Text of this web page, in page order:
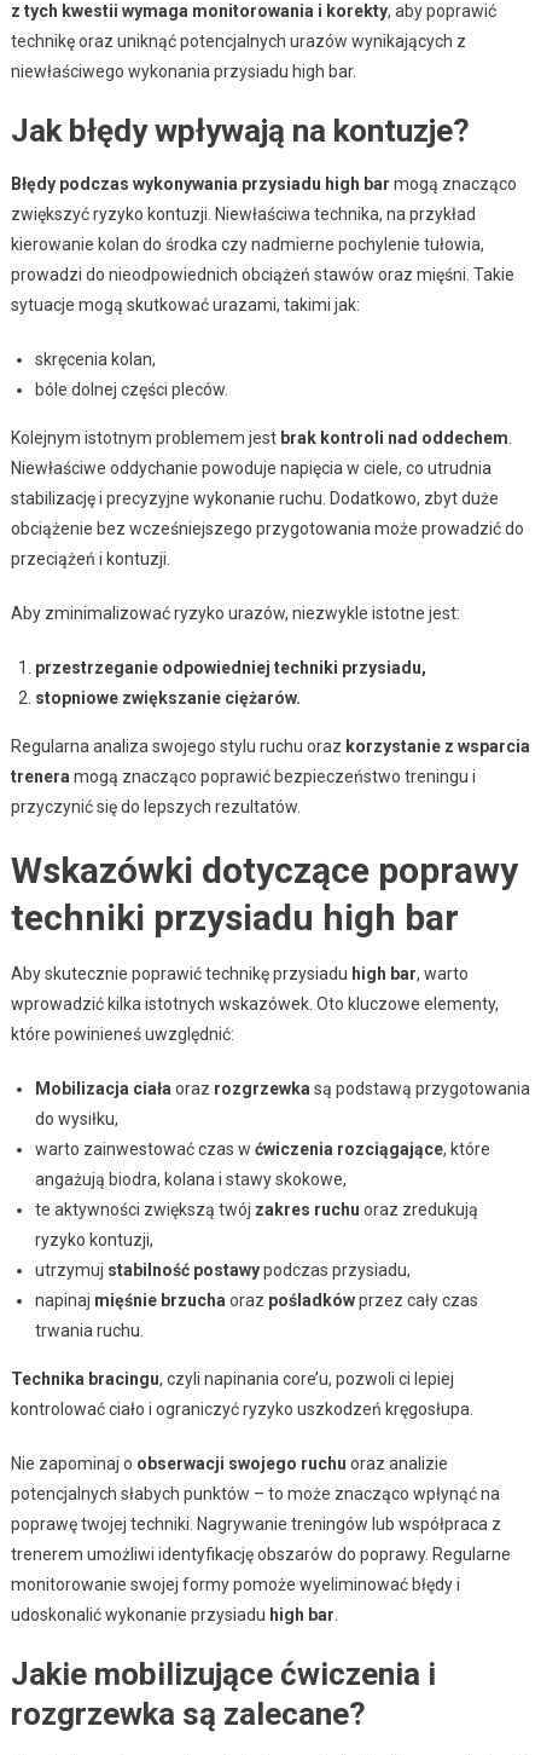
z tych kwestii wymaga monitorowania i korekty, aby poprawić
technikę oraz uniknąć potencjalnych urazów wynikających z
niewłaściwego wykonania przysiadu high bar.
Jak błędy wpływają na kontuzje?
Błędy podczas wykonywania przysiadu high bar mogą znacząco
zwiększyć ryzyko kontuzji. Niewłaściwa technika, na przykład
kierowanie kolan do środka czy nadmierne pochylenie tułowia,
prowadzi do nieodpowiednich obciążeń stawów oraz mięśni. Takie
sytuacje mogą skutkować urazami, takimi jak:
skręcenia kolan,
bóle dolnej części pleców.
Kolejnym istotnym problemem jest brak kontroli nad oddechem
Niewłaściwe oddychanie powoduje napięcia w ciele, co utrudnia
stabilizację i precyzyjne wykonanie ruchu. Dodatkowo, zbyt duże
obciążenie bez wcześniejszego przygotowania może prowadzić do
przeciążeń i kontuzji.
Aby zminimalizować ryzyko urazów, niezwykle istotne jest:
przestrzeganie odpowiedniej techniki przysiadu,
stopniowe zwiększanie ciężarów.
Regularna analiza swojego stylu ruchu oraz korzystanie z wsparcia
trenera mogą znacząco poprawić bezpieczeństwo treningu i
przyczynić się do lepszych rezultatów.
Wskazówki dotyczące poprawy
techniki przysiadu high bar
Aby skutecznie poprawić technikę przysiadu high bar, warto
wprowadzić kilka istotnych wskazówek. Oto kluczowe elementy,
które powinieneś uwzględnić:
Mobilizacja ciała oraz rozgrzewka są podstawą przygotowania
do wysiłku,
warto zainwestować czas w ćwiczenia rozciągające, które
angażują biodra, kolana i stawy skokowe,
te aktywności zwiększą twój zakres ruchu oraz zredukują
ryzyko kontuzji,
utrzymuj stabilność postawypodczas przysiadu,
napinaj mięśnie brzucha oraz pośladkówprzez cały czas
trwania ruchu.
Technika bracingu, czyli napinania core’u, pozwoli ci lepiej
kontrolować ciało i ograniczyć ryzyko uszkodzeń kręgosłupa.
Nie zapominaj o obserwacji swojego ruchu oraz analizie
potencjalnych słabych punktów – to może znacząco wpłynąć na
poprawę twojej techniki. Nagrywanie treningów lub współpraca z
trenerem umożliwi identyfikację obszarów do poprawy. Regularne
monitorowanie swojej formy pomoże wyeliminować błędy i
udoskonalić wykonanie przysiadu high bar
Jakie mobilizujące ćwiczenia i
rozgrzewka są zalecane?